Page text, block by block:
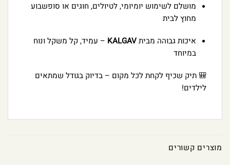
מושלם לשימוש יומיומי, לטיולים, חוגים או סופשבוע
מחוץ לבית
איכות גבוהה מביתKALGAV – עמיד, קל משקל ונוח
במיוחד
🎒 תיק שכיף לקחת לכל מקום – בדיוק בגודל שמתאים
לילדים!
מוצרים קשורים